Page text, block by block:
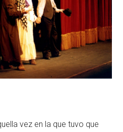
vez en la que tuvo que